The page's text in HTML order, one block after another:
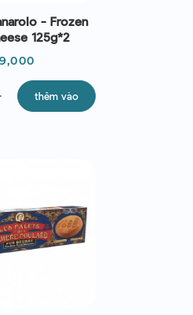
- Frozen
125g*2
thêm vào